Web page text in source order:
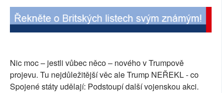
SOCIÁLNÍ SÍTĚ
PLNÁ VERZE STRÁNEK
Nic moc – jestli vůbec něco – nového v Trumpově
projevu. Tu nejdůležitější věc ale Trump NEŘEKL - co
Spojené státy udělají: Podstoupí další vojenskou akci.